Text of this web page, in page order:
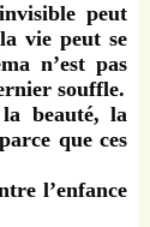
peut
vie peut se
n’est pas
souffle.
beauté, la
que ces
l’enfance